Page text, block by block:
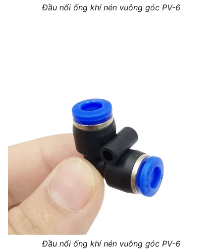
Đầu nối ống khí nén vuông góc PV-6
Đầu nối ống khí nén vuông góc PV-6